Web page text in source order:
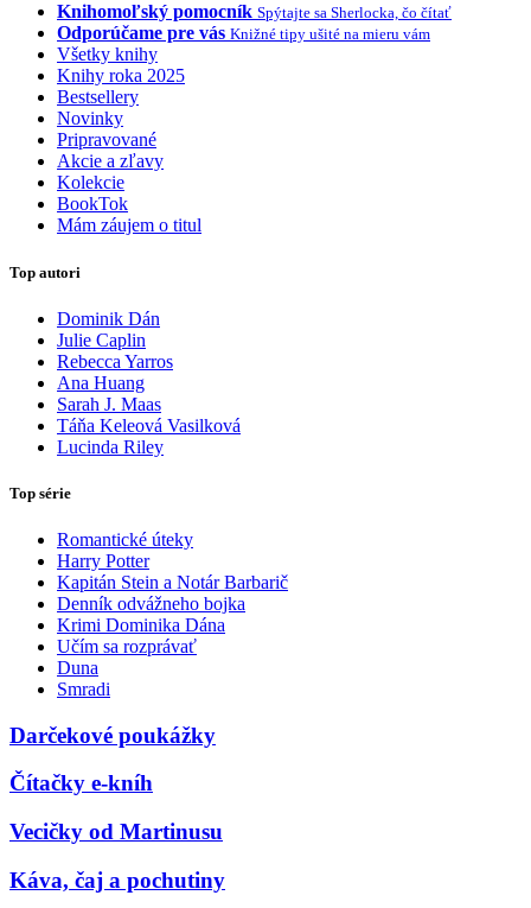
Knihomoľský pomocník Spýtajte sa Sherlocka, čo čítať
Odporúčame pre vás Knižné tipy ušité na mieru vám
Všetky knihy
Knihy roka 2025
Bestsellery
Novinky
Pripravované
Akcie a zľavy
Kolekcie
BookTok
Mám záujem o titul
Top autori
Dominik Dán
Julie Caplin
Rebecca Yarros
Ana Huang
Sarah J. Maas
Táňa Keleová Vasilková
Lucinda Riley
Top série
Romantické úteky
Harry Potter
Kapitán Stein a Notár Barbarič
Denník odvážneho bojka
Krimi Dominika Dána
Učím sa rozprávať
Duna
Smradi
Darčekové poukážky
Čítačky e-kníh
Vecičky od Martinusu
Káva, čaj a pochutiny